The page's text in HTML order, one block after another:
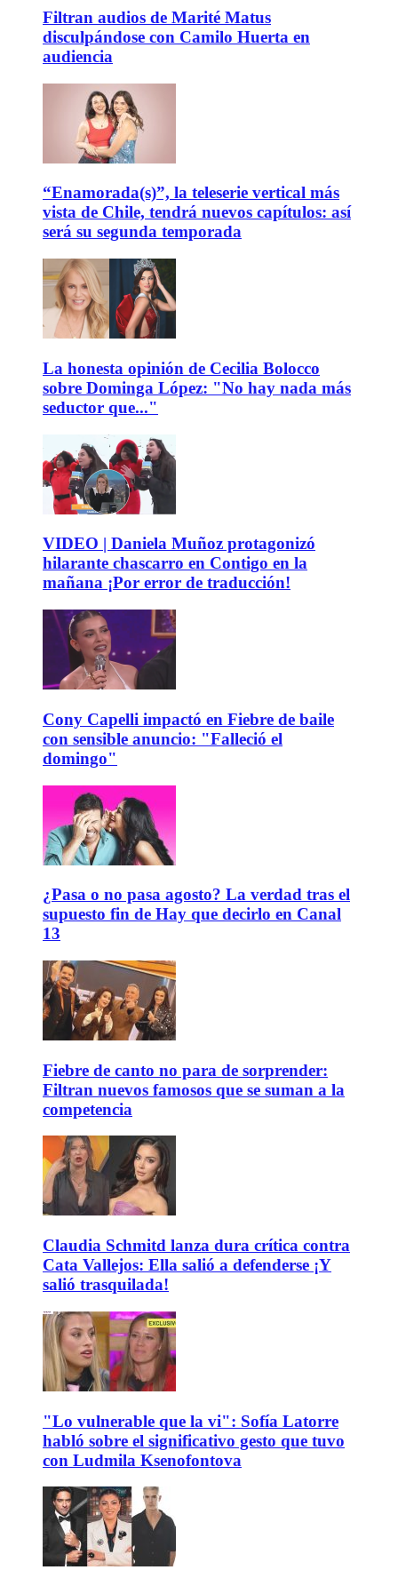
Filtran audios de Marité Matus
disculpándose con Camilo Huerta en
audiencia
“Enamorada(s)”, la teleserie vertical más
vista de Chile, tendrá nuevos capítulos: así
será su segunda temporada
La honesta opinión de Cecilia Bolocco
sobre Dominga López: "No hay nada más
seductor que..."
VIDEO | Daniela Muñoz protagonizó
hilarante chascarro en Contigo en la
mañana ¡Por error de traducción!
Cony Capelli impactó en Fiebre de baile
con sensible anuncio: "Falleció el
domingo"
¿Pasa o no pasa agosto? La verdad tras el
supuesto fin de Hay que decirlo en Canal
13
Fiebre de canto no para de sorprender:
Filtran nuevos famosos que se suman a la
competencia
Claudia Schmitd lanza dura crítica contra
Cata Vallejos: Ella salió a defenderse ¡Y
salió trasquilada!
"Lo vulnerable que la vi": Sofía Latorre
habló sobre el significativo gesto que tuvo
con Ludmila Ksenofontova